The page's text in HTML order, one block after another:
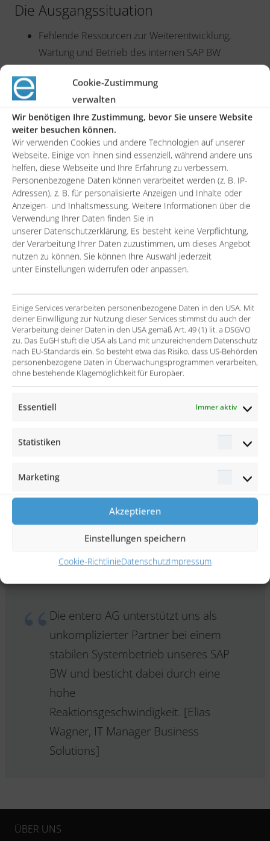
Cookie-Zustimmung
verwalten
Wir benötigen Ihre Zustimmung, bevor Sie unsere Website
weiter besuchen können.
Wir verwenden Cookies und andere Technologien auf unserer
Webseite. Einige von ihnen sind essenziell, während andere uns
helfen, diese Webseite und Ihre Erfahrung zu verbessern.
Personenbezogene Daten können verarbeitet werden (z. B. IP-
Adressen), z. B. für personalisierte Anzeigen und Inhalte oder
Anzeigen- und Inhaltsmessung. Weitere Informationen über die
Verwendung Ihrer Daten finden Sie in
unserer Datenschutzerklärung. Es besteht keine Verpflichtung,
der Verarbeitung Ihrer Daten zuzustimmen, um dieses Angebot
nutzen zu können. Sie können Ihre Auswahl jederzeit
unter Einstellungen widerrufen oder anpassen.
Einige Services verarbeiten personenbezogene Daten in den USA. Mit
deiner Einwilligung zur Nutzung dieser Services stimmst du auch der
Verarbeitung deiner Daten in den USA gemäß Art. 49 (1) lit. a DSGVO
zu. Das EuGH stuft die USA als Land mit unzureichendem Datenschutz
nach EU-Standards ein. So besteht etwa das Risiko, dass US-Behörden
personenbezogene Daten in Überwachungsprogrammen verarbeiten,
ohne bestehende Klagemöglichkeit für Europäer.
Essentiell Immer aktiv
Statistiken
Marketing
Akzeptieren
Einstellungen speichern
Cookie-RichtlinieDatenschutzImpressum
Die Ausgangssituation
Fehlende Ressourcen zur Weiterentwicklung,
Wartung und Betrieb des internen SAP BW
Systems
Wichtige Business-Anforderungen können nicht in-
Steuerungsimpulse nur verspätet eingeleitet
werden können
Die Lösung
Kontinuierliches Lösungsdesign und
Implementierung von Reportinganforderungen im
SAP BW
Stetige Erweiterung der Schnittstellen zwischen
Organisatorisches und technisches Management
von Störungen in der zentralen Reportinglösung
(Incident-Management)
Fachliche Beratung bei inhaltlichen, konzeptuellen
und technischen Fragestellungen
technischen und fachlichen Dokumentation
Laufende Erweiterung der Reporting-Landschaft
im Sinne von IT und Fachbereich zur zeitgerechten
Bereitstellung von Steuerungsimpulsen
Sicherstellung eines stabilen Systembetriebs
Die entero AG unterstützt uns als
unkomplizierter Partner bei einem
stabilen Systembetrieb unseres SAP
BW und besticht dabei durch eine
hohe
Reaktionsgeschwindigkeit. [Elias
Wagner, IT Manager Business
Solutions]
ÜBER UNS